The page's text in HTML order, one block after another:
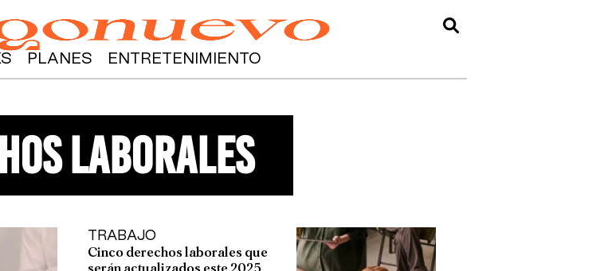
PLANES ENTRETENIMIENTO
laborales
TRABAJO
Cinco derechos laborales que
serán actualizados este 2025